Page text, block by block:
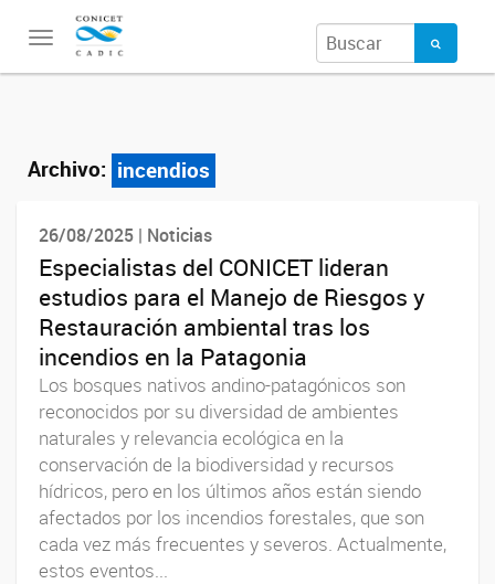
Toggle
Archivo: incendios
26/08/2025 | Noticias
Especialistas del CONICET lideran
estudios para el Manejo de Riesgos y
Restauración ambiental tras los
incendios en la Patagonia
Los bosques nativos andino-patagónicos son
reconocidos por su diversidad de ambientes
naturales y relevancia ecológica en la
conservación de la biodiversidad y recursos
hídricos, pero en los últimos años están siendo
afectados por los incendios forestales, que son
cada vez más frecuentes y severos. Actualmente,
estos eventos...